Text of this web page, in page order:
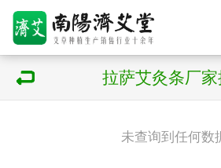
拉萨艾灸条厂家
未查询到任何数